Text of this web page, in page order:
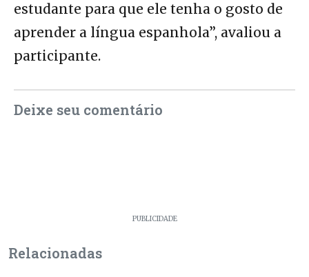
estudante para que ele tenha o gosto de
aprender a língua espanhola”, avaliou a
participante.
Deixe seu comentário
PUBLICIDADE
Relacionadas